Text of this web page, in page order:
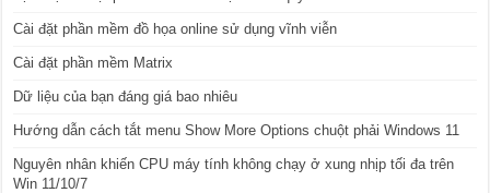
Cài đặt phần mềm đồ họa online sử dụng vĩnh viễn
Cài đặt phần mềm Matrix
Dữ liệu của bạn đáng giá bao nhiêu
Hướng dẫn cách tắt menu Show More Options chuột phải Windows 11
Nguyên nhân khiến CPU máy tính không chạy ở xung nhịp tối đa trên
Win 11/10/7